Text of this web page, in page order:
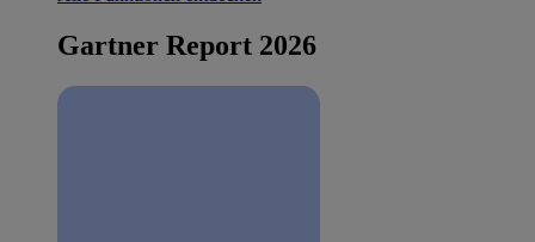
Gartner Report 2026